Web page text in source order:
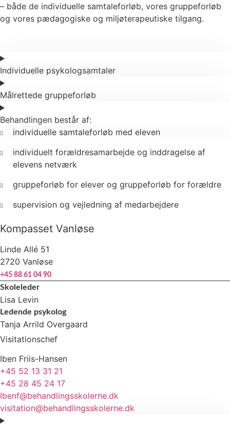
– både de individuelle samtaleforløb, vores gruppeforløb
og vores pædagogiske og miljøterapeutiske tilgang.
Individuelle psykologsamtaler
Målrettede gruppeforløb
Behandlingen består af:
individuelle samtaleforløb med eleven
individuelt forældresamarbejde og inddragelse af
elevens netværk
gruppeforløb for elever og gruppeforløb for forældre
supervision og vejledning af medarbejdere
Kompasset Vanløse
Linde Allé 51
2720 Vanløse
+45 88 61 04 90
Skoleleder
Lisa Levin
Ledende psykolog
Tanja Arrild Overgaard
Visitationschef
Iben Friis-Hansen
+45 52 13 31 21
+45 28 45 24 17
Ibenf@behandlingsskolerne.dk
visitation@behandlingsskolerne.dk